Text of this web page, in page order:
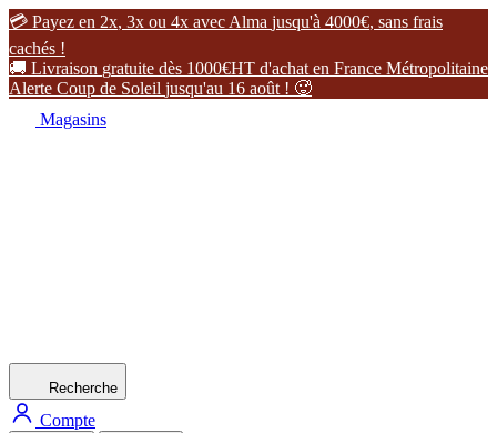
 Payez en 2x, 3x ou 4x avec Alma jusqu'à 4000€, sans frais
cachés !
 Livraison gratuite dès 1000€HT d'achat en France Métropolitaine
Alerte Coup de Soleil jusqu'au 16 août ! 
Magasins
Recherche
Compte